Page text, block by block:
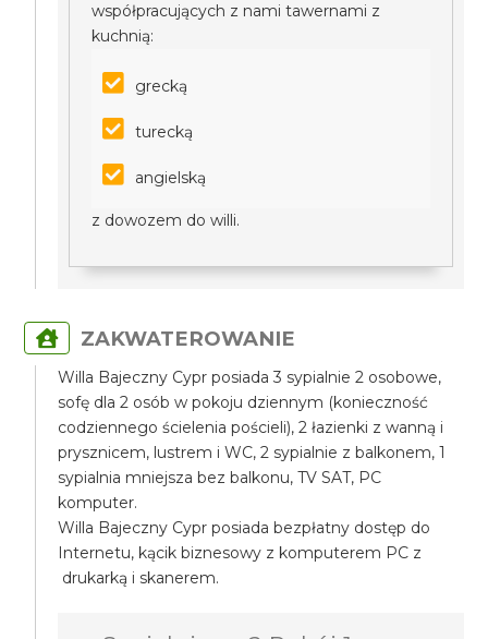
współpracujących z nami tawernami z
kuchnią:
grecką
turecką
angielską
z dowozem do willi.
ZAKWATEROWANIE
Willa Bajeczny Cypr posiada 3 sypialnie 2 osobowe,
sofę dla 2 osób w pokoju dziennym (konieczność
codziennego ścielenia pościeli), 2 łazienki z wanną i
prysznicem, lustrem i WC, 2 sypialnie z balkonem, 1
sypialnia mniejsza bez balkonu, TV SAT, PC
komputer.
Willa Bajeczny Cypr posiada bezpłatny dostęp do
Internetu, kącik biznesowy z komputerem PC z
drukarką i skanerem.